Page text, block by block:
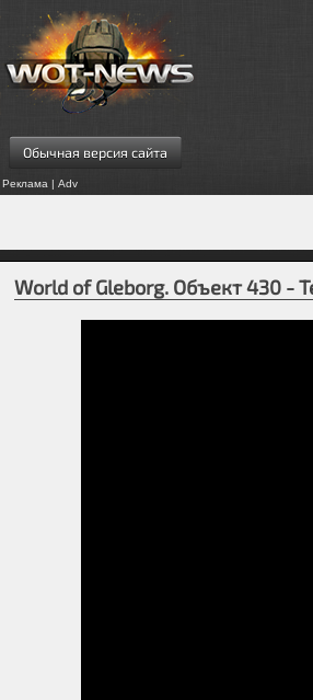
Обычная версия сайта
Реклама | Adv
World of Gleborg. Объект 430 -